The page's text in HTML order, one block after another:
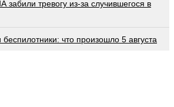
тревогу из-за случившегося в
беспилотники: что произошло 5 августа